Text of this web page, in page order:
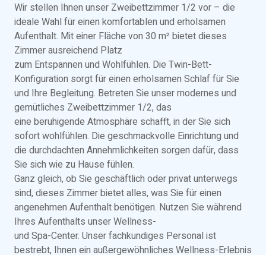
Wir stellen Ihnen unser Zweibettzimmer 1/2 vor – die
ideale Wahl für einen komfortablen und erholsamen
Aufenthalt. Mit einer Fläche von 30 m² bietet dieses
Zimmer ausreichend Platz
zum Entspannen und Wohlfühlen. Die Twin-Bett-
Konfiguration sorgt für einen erholsamen Schlaf für Sie
und Ihre Begleitung. Betreten Sie unser modernes und
gemütliches Zweibettzimmer 1/2, das
eine beruhigende Atmosphäre schafft, in der Sie sich
sofort wohlfühlen. Die geschmackvolle Einrichtung und
die durchdachten Annehmlichkeiten sorgen dafür, dass
Sie sich wie zu Hause fühlen.
Ganz gleich, ob Sie geschäftlich oder privat unterwegs
sind, dieses Zimmer bietet alles, was Sie für einen
angenehmen Aufenthalt benötigen. Nutzen Sie während
Ihres Aufenthalts unser Wellness-
und Spa-Center. Unser fachkundiges Personal ist
bestrebt, Ihnen ein außergewöhnliches Wellness-Erlebnis